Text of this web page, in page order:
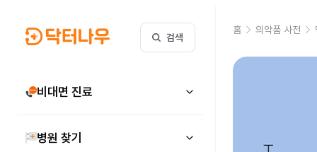
검색
비대면 진료
병원 찾기
홈 의약품 사전